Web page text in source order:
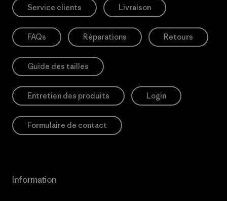
Service clients Livraison
FAQs Réparations Retours
Guide des tailles
Entretien des produits Login
Formulaire de contact
Information